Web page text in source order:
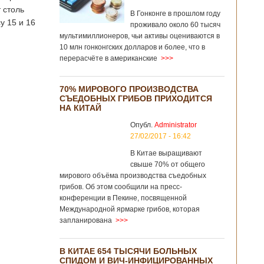
15 и 16
В Гонконге в прошлом году
проживало около 60 тысяч
мультимиллионеров, чьи активы оцениваются в
10 млн гонконгских долларов и более, что в
перерасчёте в американские >>>
70% МИРОВОГО ПРОИЗВОДСТВА
СЪЕДОБНЫХ ГРИБОВ ПРИХОДИТСЯ
НА КИТАЙ
Опубл. Administrator
27/02/2017 - 16:42
В Китае выращивают
свыше 70% от общего
мирового объёма производства съедобных
грибов. Об этом сообщили на пресс-
конференции в Пекине, посвященной
Международной ярмарке грибов, которая
запланирована >>>
В КИТАЕ 654 ТЫСЯЧИ БОЛЬНЫХ
СПИДОМ И ВИЧ-ИНФИЦИРОВАННЫХ